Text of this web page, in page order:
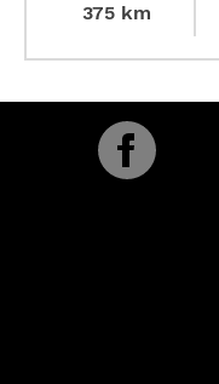
375 km